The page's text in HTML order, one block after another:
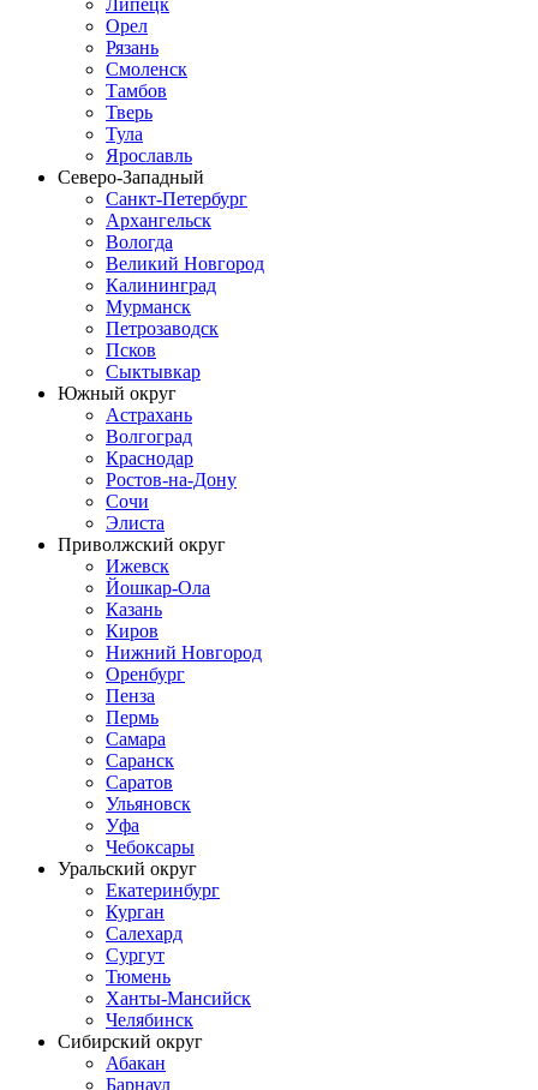
Липецк
Орел
Рязань
Смоленск
Тамбов
Тверь
Тула
Ярославль
Северо-Западный
Санкт-Петербург
Архангельск
Вологда
Великий Новгород
Калининград
Мурманск
Петрозаводск
Псков
Сыктывкар
Южный округ
Астрахань
Волгоград
Краснодар
Ростов-на-Дону
Сочи
Элиста
Приволжский округ
Ижевск
Йошкар-Ола
Казань
Киров
Нижний Новгород
Оренбург
Пенза
Пермь
Самара
Саранск
Саратов
Ульяновск
Уфа
Чебоксары
Уральский округ
Екатеринбург
Курган
Салехард
Сургут
Тюмень
Ханты-Мансийск
Челябинск
Сибирский округ
Абакан
Барнаул